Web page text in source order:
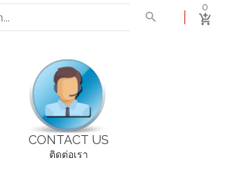
0
CONTACT US
ติดต่อเรา